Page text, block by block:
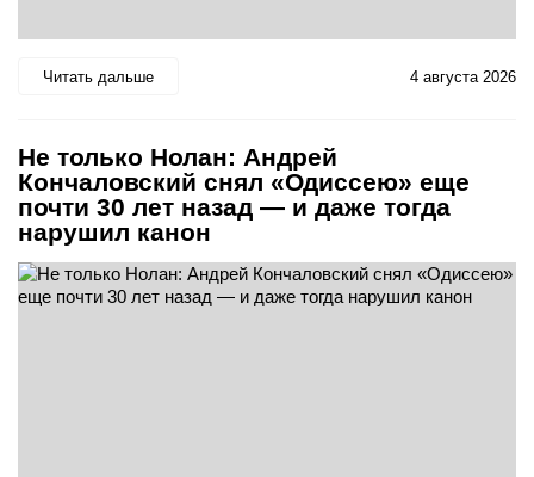
Читать дальше 4 августа 2026
Не только Нолан: Андрей
Кончаловский снял «Одиссею» еще
почти 30 лет назад — и даже тогда
нарушил канон